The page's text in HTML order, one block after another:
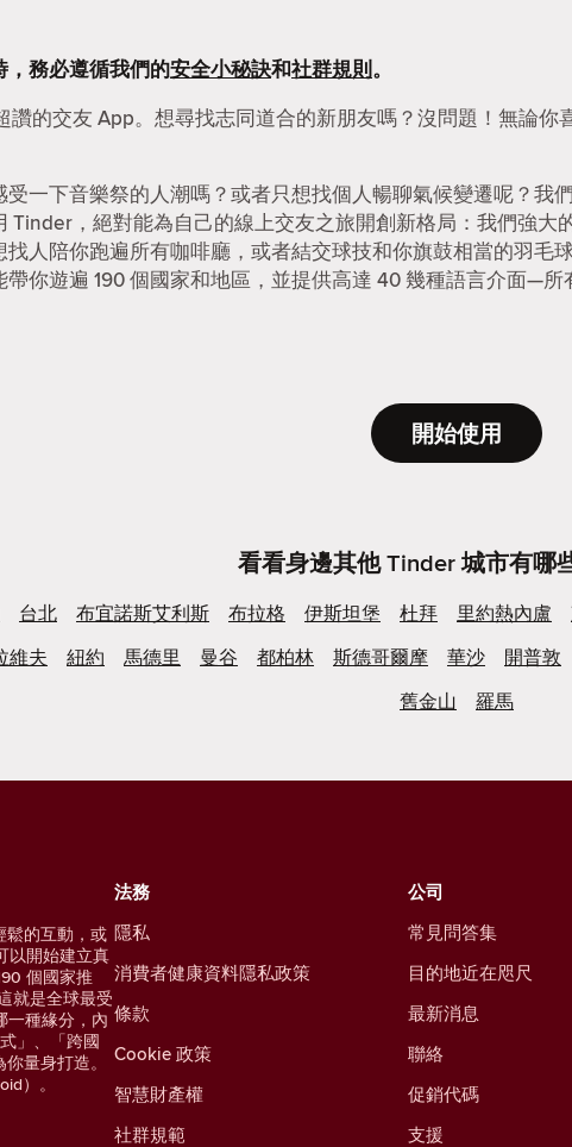
，務必遵循我們的安全小秘訣和社群規則。
讚的交友 App。想尋找志同道合的新朋友嗎？沒問題！無論
受一下音樂祭的人潮嗎？或者只想找個人暢聊氣候變遷呢？我
Tinder，絕對能為自己的線上交友之旅開創新格局：我們強
找人陪你跑遍所有咖啡廳，或者結交球技和你旗鼓相當的羽毛
你遊遍 190 個國家和地區，並提供高達 40 幾種語言介面—所
開始使用
看看身邊其他 Tinder 城市有哪
台北 布宜諾斯艾利斯 布拉格 伊斯坦堡 杜拜 里約熱內盧
維夫 紐約 馬德里 曼谷 都柏林 斯德哥爾摩 華沙 開普敦
舊金山
羅馬
鬆的互動，或
以開始建立真
個國家推
就是全球最受
一種緣分，內
」、「跨國
量身打造。
）。
法務
隱私
消費者健康資料隱私政策
條款
Cookie 政策
智慧財產權
社群規範
公司
常見問答集
目的地近在咫尺
最新消息
聯絡
促銷代碼
支援